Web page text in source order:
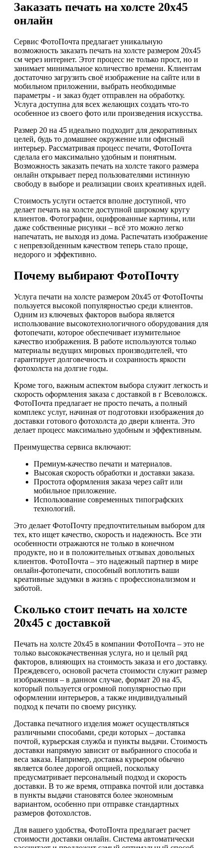
Заказать печать на холсте 20х45
онлайн
Сервис ФотоПочта предлагает уникальную
возможность заказать печать на холсте размером 20х45
см через интернет. Этот процесс не только прост, но и
занимает минимальное количество времени. Клиентам
достаточно загрузить своё изображение на сайте или в
мобильном приложении, выбрать необходимые
параметры - и заказ будет отправлен на обработку.
Услуга доступна для всех желающих создать что-то
особенное из своего фото или произведения искусства.
Размер 20 на 45 идеально подходит для декоративных
целей, будь то домашнее окружение или офисный
интерьер. Рассматривая процесс печати, ФотоПочта
сделала его максимально удобным и понятным.
Возможность заказать печать на холсте такого размера
онлайн открывает перед пользователями истинную
свободу в выборе и реализации своих креативных идей.
Стоимость услуги остается вполне доступной, что
делает печать на холсте доступной широкому кругу
клиентов. Фотографии, оцифрованные картины, или
даже собственные рисунки – всё это можно легко
напечатать, не выходя из дома. Распечатать изображение
с непревзойденным качеством теперь стало проще,
недорого и эффективно.
Почему выбирают ФотоПочту
Услуга печати на холсте размером 20х45 от ФотоПочты
пользуется высокой популярностью среди клиентов.
Одним из ключевых факторов выбора является
использование высокотехнологичного оборудования для
фотопечати, которое обеспечивает изумительное
качество изображения. В работе используются только
материалы ведущих мировых производителей, что
гарантирует долговечность и сохранность яркости
фотохолста на долгие годы.
Кроме того, важным аспектом выбора служит легкость и
скорость оформления заказа с доставкой в г Всеволожск.
ФотоПочта предлагает не просто печать, а полный
комплекс услуг, начиная от подготовки изображения до
доставки готового фотохолста до двери клиента. Это
делает процесс максимально удобным и эффективным.
Преимущества сервиса включают:
Премиум-качество печати и материалов.
Высокая скорость обработки и доставки заказа.
Простота оформления заказа через сайт или
мобильное приложение.
Использование современных типографских
технологий.
Это делает ФотоПочту предпочтительным выбором для
тех, кто ищет качество, скорость и надежность. Все эти
особенности отражаются не только в конечном
продукте, но и в положительных отзывах довольных
клиентов. ФотоПочта – это надежный партнер в мире
онлайн-фотопечати, способный воплотить ваши
креативные задумки в жизнь с профессионализмом и
заботой.
Сколько стоит печать на холсте
20х45 с доставкой
Печать на холсте 20х45 в компании ФотоПочта – это не
только высококачественная услуга, но и целый ряд
факторов, влияющих на стоимость заказа и его доставку.
Преждевсего, основой расчета стоимости служит размер
изображения – в данном случае, формат 20 на 45,
который пользуется огромной популярностью при
оформлении интерьеров, а также индивидуальный
подход к печати по своему рисунку.
Доставка печатного изделия может осуществляться
различными способами, среди которых – доставка
почтой, курьерская служба и пункты выдачи. Стоимость
доставки напрямую зависит от выбранного способа и
веса заказа. Например, доставка курьером обычно
является более дорогой опцией, поскольку
предусматривает персональный подход и скорость
доставки. В то же время, отправка почтой или доставка
в пункты выдачи становятся более экономным
вариантом, особенно при отправке стандартных
размеров фотохолстов.
Для вашего удобства, ФотоПочта предлагает расчет
стоимости доставки онлайн. Система автоматически